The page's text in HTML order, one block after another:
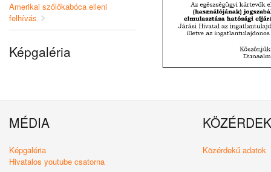
Amerikai szőlőkabóca elleni
felhívás
Képgaléria
MÉDIA
Képgaléria
Hivatalos youtube csatorna
Közérdekű adatok